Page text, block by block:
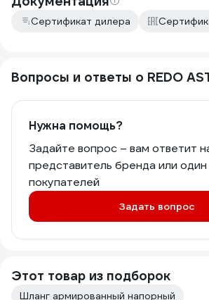
Сертификат дилера
Вопросы и ответы о REDO
Нужна помощь?
Задайте вопрос – вам ответит
представитель бренда или один
покупателей
Задать вопрос
Этот товар из подборок
Шланг армированный напорный